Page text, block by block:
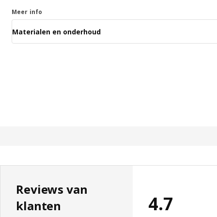
Meer info
Materialen en onderhoud
Reviews van
klanten
4.7